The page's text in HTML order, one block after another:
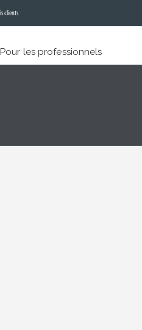
clients
Pour les professionnels